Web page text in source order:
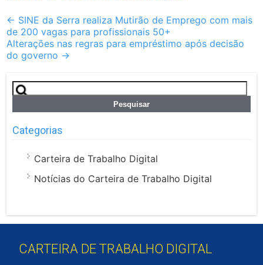
Post
navigation
← SINE da Serra realiza Mutirão de Emprego com mais
de 200 vagas para profissionais 50+
Alterações nas regras para empréstimo após decisão
do governo →
Pesquisar
por:
Categorias
Carteira de Trabalho Digital
Notícias do Carteira de Trabalho Digital
CARTEIRA DE TRABALHO DIGITAL